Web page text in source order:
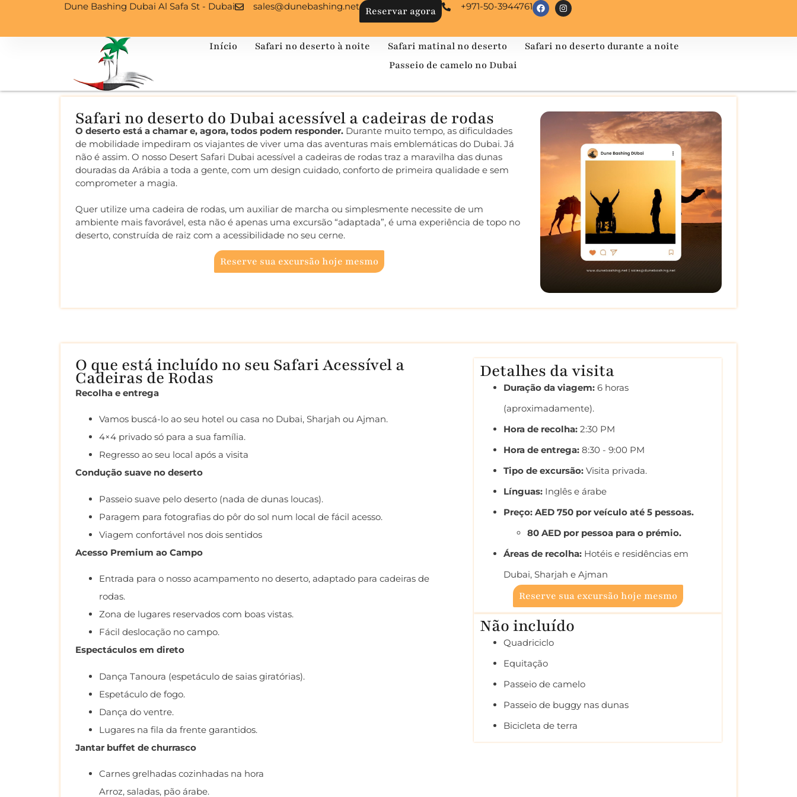
Dune Bashing Dubai Al Safa St - Dubai sales@dunebashing.net Reservar agora +971-50-3944761
Início Safari no deserto à noite Safari matinal no deserto
Safari no deserto durante a noite
Passeio de camelo no Dubai
Safari no deserto do Dubai acessível a cadeiras de rodas
O deserto está a chamar e, agora, todos podem responder. Durante muito tempo, as dificuldades
de mobilidade impediram os viajantes de viver uma das aventuras mais emblemáticas do Dubai. Já
não é assim. O nosso Desert Safari Dubai acessível a cadeiras de rodas traz a maravilha das dunas
douradas da Arábia a toda a gente, com um design cuidado, conforto de primeira qualidade e sem
comprometer a magia.
Quer utilize uma cadeira de rodas, um auxiliar de marcha ou simplesmente necessite de um
ambiente mais favorável, esta não é apenas uma excursão “adaptada”, é uma experiência de topo no
deserto, construída de raiz com a acessibilidade no seu cerne.
Reserve sua excursão hoje mesmo
O que está incluído no seu Safari Acessível a
Cadeiras de Rodas
Recolha e entrega
Vamos buscá-lo ao seu hotel ou casa no Dubai, Sharjah ou Ajman.
4×4 privado só para a sua família.
Regresso ao seu local após a visita
Condução suave no deserto
Passeio suave pelo deserto (nada de dunas loucas).
Paragem para fotografias do pôr do sol num local de fácil acesso.
Viagem confortável nos dois sentidos
Acesso Premium ao Campo
Entrada para o nosso acampamento no deserto, adaptado para cadeiras de
rodas.
Zona de lugares reservados com boas vistas.
Fácil deslocação no campo.
Espectáculos em direto
Dança Tanoura (espetáculo de saias giratórias).
Espetáculo de fogo.
Dança do ventre.
Lugares na fila da frente garantidos.
Jantar buffet de churrasco
Carnes grelhadas cozinhadas na hora
Arroz, saladas, pão árabe.
Detalhes da visita
Duração da viagem: 6 horas
(aproximadamente).
Hora de recolha: 2:30 PM
Hora de entrega: 8:30 - 9:00 PM
Tipo de excursão: Visita privada.
Línguas: Inglês e árabe
Preço: AED 750 por veículo até 5 pessoas.
80 AED por pessoa para o prémio.
Áreas de recolha: Hotéis e residências em
Dubai, Sharjah e Ajman
Reserve sua excursão hoje mesmo
Não incluído
Quadriciclo
Equitação
Passeio de camelo
Passeio de buggy nas dunas
Bicicleta de terra